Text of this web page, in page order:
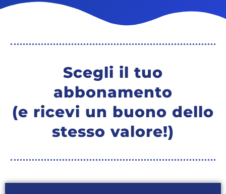
Scegli il tuo
abbonamento
(e ricevi un buono dello
stesso valore!)